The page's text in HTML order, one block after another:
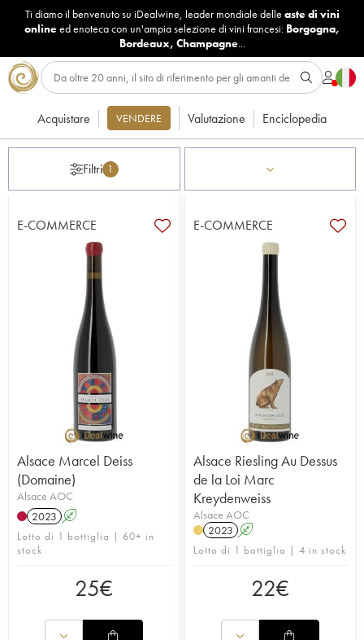
Ti diamo il benvenuto su iDealwine, leader mondiale delle aste di vini
onlineed enoteca con un'ampia selezione di vini francesi: Borgogna,
Bordeaux, Champagne...
Acquistare VENDERE Valutazione Enciclopedia
Filtri 1
E-COMMERCE
Alsace Marcel Deiss
(Domaine)
Alsace AOC
2023 A
Lotto di 1 bottiglia | 60+ in
stock
25€
E-COMMERCE
Alsace Riesling Au Dessus
de la Loi Marc
Kreydenweiss
Alsace AOC
2023 A
Lotto di 1 bottiglia | 4 in stock
22€